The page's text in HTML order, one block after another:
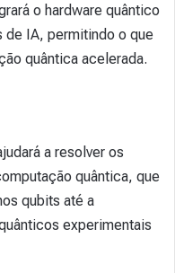
o hardware quântico
de IA, permitindo o que
quântica acelerada.
a resolver os
quântica, que
qubits até a
experimentais